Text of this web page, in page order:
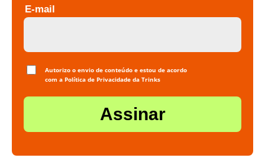
E-mail
Autorizo o envio de conteúdo e estou de acordo
com a Política de Privacidade da Trinks
Assinar